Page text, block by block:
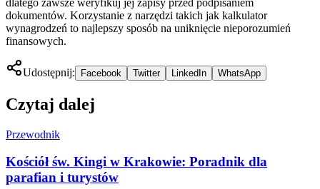
dokumentów. Korzystanie z narzędzi takich jak kalkulator
wynagrodzeń to najlepszy sposób na uniknięcie nieporozumień
finansowych.
Udostępnij: Facebook Twitter LinkedIn WhatsApp
Czytaj dalej
Przewodnik
Kościół św. Kingi w Krakowie: Poradnik dla
parafian i turystów